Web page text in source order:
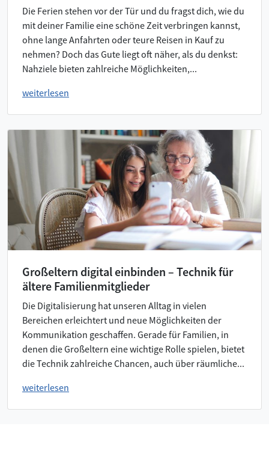
Die Ferien stehen vor der Tür und du fragst dich, wie du
mit deiner Familie eine schöne Zeit verbringen kannst,
ohne lange Anfahrten oder teure Reisen in Kauf zu
nehmen? Doch das Gute liegt oft näher, als du denkst:
Nahziele bieten zahlreiche Möglichkeiten,...
weiterlesen
Großeltern digital einbinden – Technik für
ältere Familienmitglieder
Die Digitalisierung hat unseren Alltag in vielen
Bereichen erleichtert und neue Möglichkeiten der
Kommunikation geschaffen. Gerade für Familien, in
denen die Großeltern eine wichtige Rolle spielen, bietet
die Technik zahlreiche Chancen, auch über räumliche...
weiterlesen